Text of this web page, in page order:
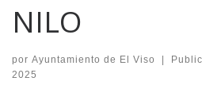
NILO
por Ayuntamiento de El Viso |
2025